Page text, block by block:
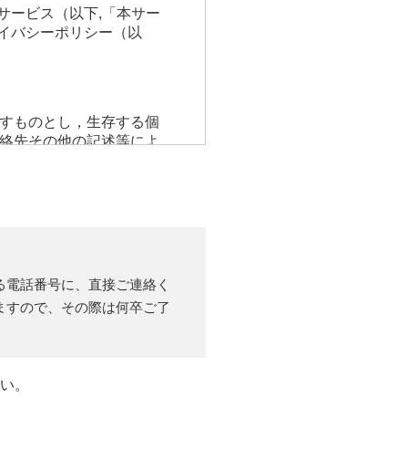
ービス（以下,「本サー
バシーポリシー（以
ものとし，生存する個
先その他の記述等によ
以外のものをいい，ご
レス，銀行口座番号，
また，ユーザーと提携
たページや広告の履
用しまたはページを閲
電話番号に、直接ご連絡く
ので、その際は何卒ご了
。